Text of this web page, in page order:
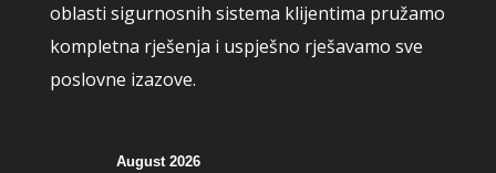
oblasti sigurnosnih sistema klijentima pružamo
kompletna rješenja i uspješno rješavamo sve
poslovne izazove.
August 2026